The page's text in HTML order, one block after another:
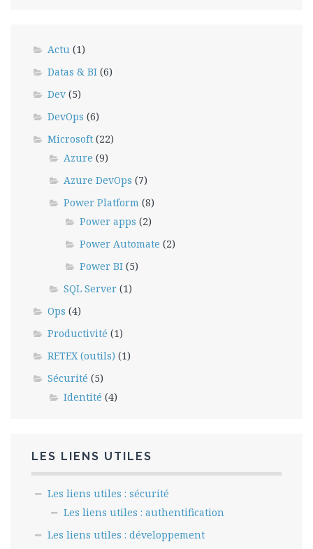
Actu (1)
Datas & BI (6)
Dev (5)
DevOps (6)
Microsoft (22)
Azure (9)
Azure DevOps (7)
Power Platform (8)
Power apps (2)
Power Automate (2)
Power BI (5)
SQL Server (1)
Ops (4)
Productivité (1)
RETEX (outils) (1)
Sécurité (5)
Identité (4)
LES LIENS UTILES
Les liens utiles : sécurité
Les liens utiles : authentification
Les liens utiles : développement